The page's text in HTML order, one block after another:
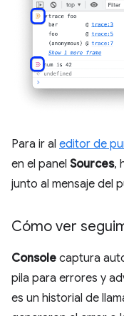
Para ir al editor de
en el panel Sources,
junto al mensaje del
Cómo ver
Console captura
pila para errores y
es un historial de